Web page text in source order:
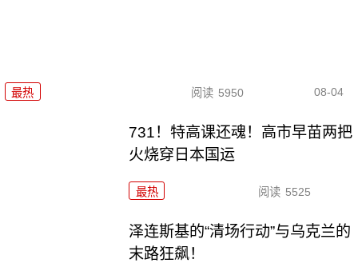
最热 阅读 5950 08-04
731！特高课还魂！高市早苗两把
火烧穿日本国运
最热 阅读 5525
泽连斯基的“清场行动”与乌克兰的
末路狂飙！